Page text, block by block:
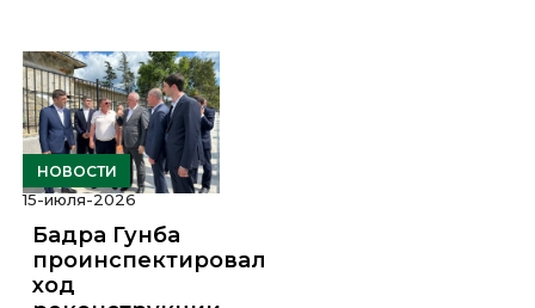
НОВОСТИ
15-июля-2026
Бадра Гунба
проинспектировал
ход